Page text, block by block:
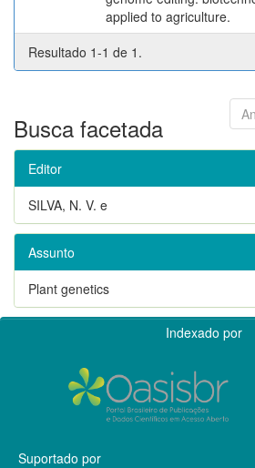
applied to agriculture.
Resultado 1-1 de 1.
Busca facetada
Editor
SILVA, N. V. e
Assunto
Plant genetics
Indexado por
Suportado por